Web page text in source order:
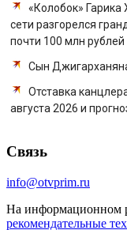
«Колобок»
сети разгорелся
почти 100 млн рублей
Сын
Отставка
августа 2026 и
Связь
info@otvprim.ru
На информационном
рекомендательные